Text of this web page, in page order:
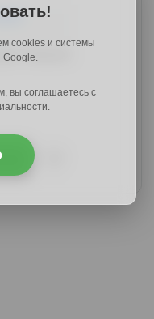
тёмный
cookies и системы
Google.
вы соглашаетесь с